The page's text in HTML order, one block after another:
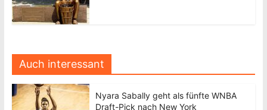
Auch interessant
Nyara Sabally geht als fünfte WNBA
Draft-Pick nach New York